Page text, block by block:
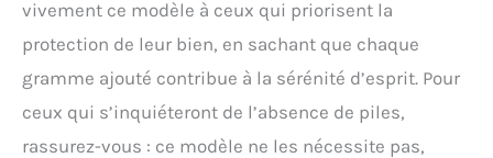
vivement ce modèle à ceux qui priorisent la
protection de leur bien, en sachant que chaque
gramme ajouté contribue à la sérénité d’esprit. Pour
ceux qui s’inquiéteront de l’absence de piles,
rassurez-vous : ce modèle ne les nécessite pas,